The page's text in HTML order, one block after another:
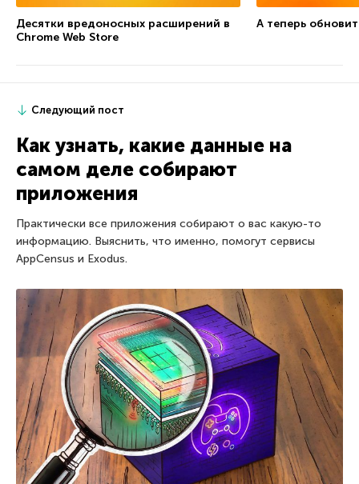
Десятки вредоносных расширений в
Chrome Web Store
А теперь
Следующий пост
Как узнать, какие данные на
самом деле собирают
приложения
Практически все приложения собирают о вас какую-то
информацию. Выяснить, что именно, помогут сервисы
AppCensus и Exodus.